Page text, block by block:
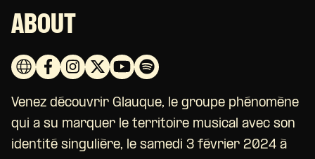
ABOUT
Venez découvrir Glauque, le groupe phénomène
qui a su marquer le territoire musical avec son
identité singulière, le samedi 3 février 2024 à